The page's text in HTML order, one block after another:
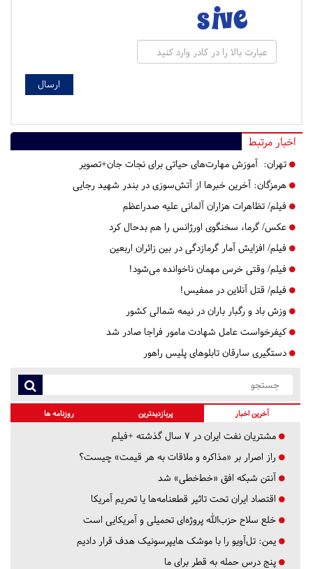
اخبار مرتبط
تهران: آموزش مهارت‌های حیاتی برای نجات جان+تصویر
هرمزگان: آخرین خبرها از آتش‌سوزی در بندر شهید رجایی
فیلم/ تظاهرات هزاران آلمانی علیه صدراعظم
عکس/ گرما، سخنگوی اورژانس را هم بدحال کرد
فیلم/ افزایش آمار گرمازدگی در بین زائران اربعین
فیلم/ وقتی خرس مهمان ناخوانده می‌شود!
فیلم/ قتل آنلاین در ممفیس!
وزش باد و رگبار باران در نیمه شمالی کشور
کیفرخواست عامل شهادت مامور فراجا صادر شد
دستگیری سارقان تابلوهای پلیس راهور
آخرین اخبار پربازدیدترین روزنامه ها
مشتریان نفت ایران در ۷ سال گذشته +فیلم
راز اصرار بر «مذاکره و ملاقات به هر قیمت» چیست؟
آنتن شبکه افق «خط‌خطی» شد
اقتصاد ایران تحت تاثیر قطعنامه‌ها یا تحریم‌ آمریکا
خلع سلاح حزب‌الله پروژه‌ای تحمیلی و آمریکایی است
یمن: تل‌آویو را با موشک هایپرسونیک هدف قرار دادیم
پنج درس‌ حمله به قطر برای ما